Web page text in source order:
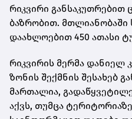
რიკვირი განსაკუთრებით
ბაზრობით.
დაახლოებით 450 ათასი
რიკვირის მერმა დანიელ
ზონის შექმნის შესახებ
მართალია,
აქვს, თუმცა